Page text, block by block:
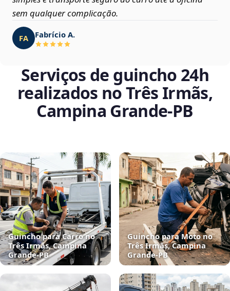
sem qualquer complicação.
FA Fabrício A.
Serviços de guincho 24h
realizados no Três Irmãs,
Campina Grande‑PB
Guincho para Carro no
Três Irmãs, Campina
Grande‑PB
Guincho para Moto no
Três Irmãs, Campina
Grande‑PB